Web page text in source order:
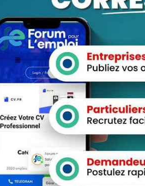
avis sur “mWjkBaGgoA”
un avis.
Espaces Candidats